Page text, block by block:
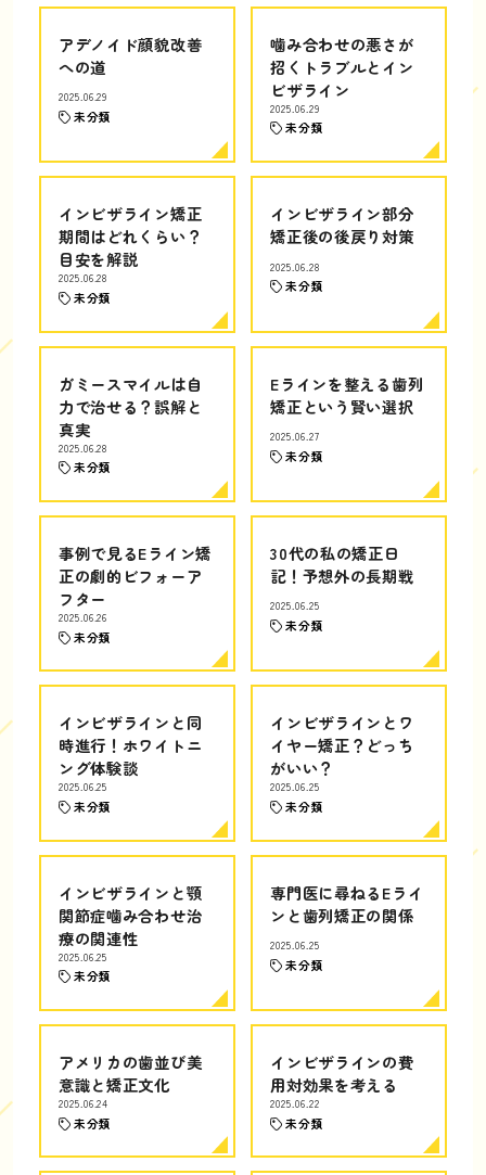
アデノイド顔貌改善
への道
2025.06.29
未分類
噛み合わせの悪さが
招くトラブルとイン
ビザライン
2025.06.29
未分類
インビザライン矯正
期間はどれくらい？
目安を解説
2025.06.28
未分類
インビザライン部分
矯正後の後戻り対策
2025.06.28
未分類
ガミースマイルは自
力で治せる？誤解と
真実
2025.06.28
未分類
Eラインを整える歯列
矯正という賢い選択
2025.06.27
未分類
事例で見るEライン矯
正の劇的ビフォーア
フター
2025.06.26
未分類
30代の私の矯正日
記！予想外の長期戦
2025.06.25
未分類
インビザラインと同
時進行！ホワイトニ
ング体験談
2025.06.25
未分類
インビザラインとワ
イヤー矯正？どっち
がいい？
2025.06.25
未分類
インビザラインと顎
関節症噛み合わせ治
療の関連性
2025.06.25
未分類
専門医に尋ねるEライ
ンと歯列矯正の関係
2025.06.25
未分類
アメリカの歯並び美
意識と矯正文化
2025.06.24
未分類
インビザラインの費
用対効果を考える
2025.06.22
未分類